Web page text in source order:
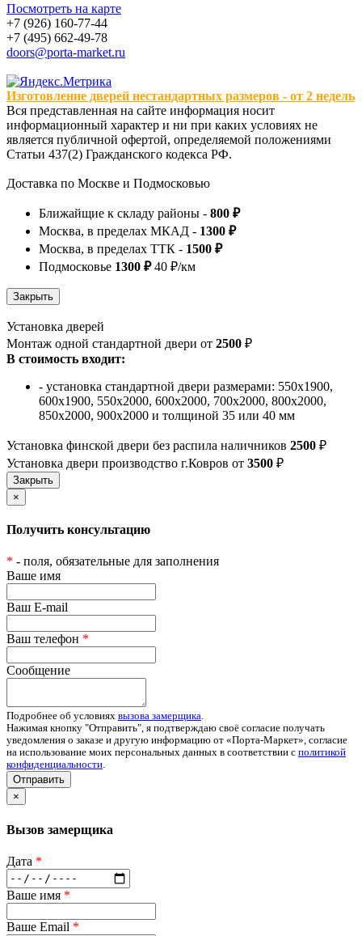
Посмотреть на карте
+7 (926) 160-77-44
+7 (495) 662-49-78
doors@porta-market.ru
Изготовление дверей нестандартных размеров - от 2 недель
Вся представленная на сайте информация носит
информационный характер и ни при каких условиях не
является публичной офертой, определяемой положениями
Статьи 437(2) Гражданского кодекса РФ.
Доставка по Москве и Подмосковью
Ближайщие к складу районы - 800 ₽
Москва, в пределах МКАД - 1300 ₽
Москва, в пределах ТТК - 1500 ₽
Подмосковье 1300 ₽40 ₽/км
Установка дверей
Монтаж одной стандартной двери от 2500 ₽
В стоимость входит:
- установка стандартной двери размерами: 550х1900,
600х1900, 550х2000, 600х2000, 700х2000, 800х2000,
850х2000, 900х2000 и толщиной 35 или 40 мм
Установка финской двери без распила наличников 2500 ₽
Установка двери производство г.Ковров от 3500 ₽
×
Получить консультацию
* - поля, обязательные для заполнения
Ваше имя
Ваш E-mail
Ваш телефон *
Сообщение
Подробнее об условиях вызова замерщика.
Нажимая кнопку "Отправить", я подтверждаю своё согласие получать
уведомления о заказе и другую информацию от «Порта-Маркет», согласие
на использование моих персональных данных в соответствии с политикой
конфиденциальности.
Отправить
×
Вызов замерщика
Дата *
Ваше имя *
Ваше Email *